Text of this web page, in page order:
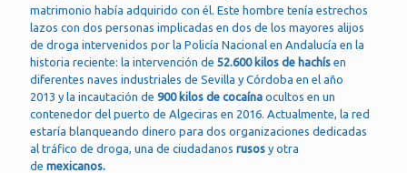
matrimonio había adquirido con él. Este hombre tenía estrechos
lazos con dos personas implicadas en dos de los mayores alijos
de droga intervenidos por la Policía Nacional en Andalucía en la
historia reciente: la intervención de 52.600 kilos de hachís en
diferentes naves industriales de Sevilla y Córdoba en el año
2013 y la incautación de 900 kilos de cocaína ocultos en un
contenedor del puerto de Algeciras en 2016. Actualmente, la red
estaría blanqueando dinero para dos organizaciones dedicadas
al tráfico de droga, una de ciudadanos rusos y otra
de mexicanos.